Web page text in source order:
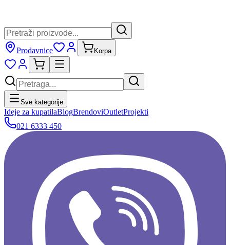
Prodavnice Korpa
Sve kategorije
Ideje za kupatilaBlogBrendoviOutletProjekti
021 6333 450